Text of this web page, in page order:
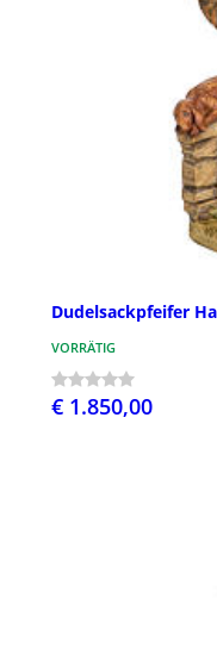
Dudelsackpfeifer
VORRÄTIG
€ 1.850,00